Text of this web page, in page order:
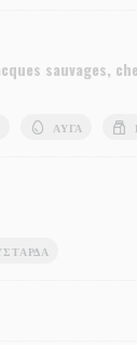
sauvages,
ΑΥΓΆ